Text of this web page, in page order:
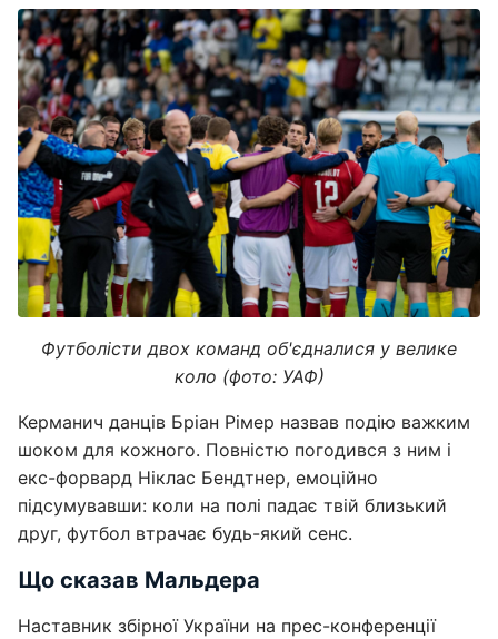
Футболісти двох команд об'єдналися у велике
коло (фото: УАФ)
Керманич данців Бріан Рімер назвав подію важким
шоком для кожного. Повністю погодився з ним і
екс-форвард Ніклас Бендтнер, емоційно
підсумувавши: коли на полі падає твій близький
друг, футбол втрачає будь-який сенс.
Що сказав Мальдера
Наставник збірної України на прес-конференції